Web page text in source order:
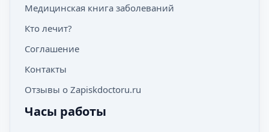
Медицинская книга заболеваний
Кто лечит?
Соглашение
Контакты
Отзывы о Zapiskdoctoru.ru
Часы работы